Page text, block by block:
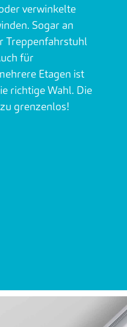
verwinkelte
Sogar an
Treppenfahrstuhl
für
Etagen ist
richtige Wahl. Die
grenzenlos!